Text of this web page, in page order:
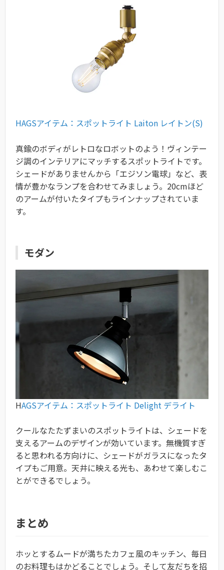
HAGSアイテム：スポットライト Laiton レイトン(S)
真鍮のボディがレトロなロボットのよう！ヴィンテー
ジ調のインテリアにマッチするスポットライトです。
シェードがありませんから「エジソン電球」など、表
情が豊かなランプを合わせてみましょう。20cmほど
のアームが付いたタイプもラインナップされていま
す。
モダン
HAGSアイテム：スポットライト Delight デライト
クールなたたずまいのスポットライトは、シェードを
支えるアームのデザインが効いています。無機質すぎ
ると思われる方向けに、シェードがガラスになったタ
イプもご用意。天井に映える光も、あわせて楽しむこ
とができるでしょう。
まとめ
ホッとするムードが満ちたカフェ風のキッチン、毎日
のお料理もはかどることでしょう。そして友だちを招